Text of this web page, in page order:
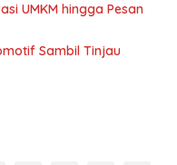
UMKM hingga Pesan
Sambil Tinjau